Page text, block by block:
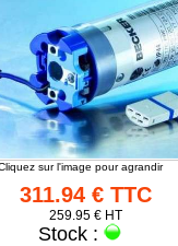
sur l'image pour agrandir
311.94 € TTC
259.95 € HT
Stock :